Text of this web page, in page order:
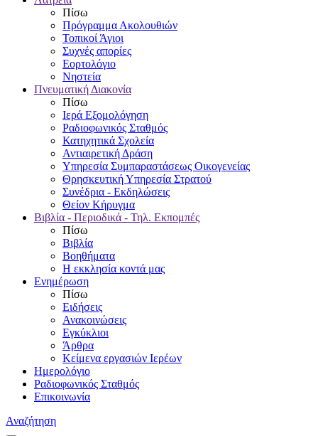
Πίσω
Πρόγραμμα Ακολουθιών
Τοπικοί Άγιοι
Συχνές απορίες
Εορτολόγιο
Νηστεία
Πνευματική Διακονία
Πίσω
Ιερά Εξομολόγηση
Ραδιοφωνικός Σταθμός
Κατηχητικά Σχολεία
Αντιαιρετική Δράση
Υπηρεσία Συμπαραστάσεως Οικογενείας
Θρησκευτική Υπηρεσία Στρατού
Συνέδρια - Εκδηλώσεις
Θείον Κήρυγμα
Βιβλία - Περιοδικά - Τηλ. Εκπομπές
Πίσω
Βιβλία
Βοηθήματα
Η εκκλησία κοντά μας
Ενημέρωση
Πίσω
Ειδήσεις
Ανακοινώσεις
Εγκύκλιοι
Άρθρα
Κείμενα εργασιών Ιερέων
Ημερολόγιο
Ραδιοφωνικός Σταθμός
Επικοινωνία
Αναζήτηση